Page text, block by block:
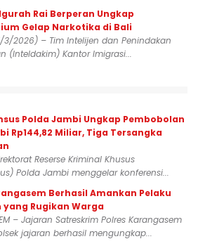
Rai Berperan Ungkap
Gelap Narkotika di Bali
3/2026) – Tim Intelijen dan Penindakan
(Inteldakim) Kantor Imigrasi...
Polda Jambi Ungkap Pembobolan
Rp144,82 Miliar, Tiga Tersangka
Reserse Kriminal Khusus
Polda Jambi menggelar konferensi...
Berhasil Amankan Pelaku
yang Rugikan Warga
– Jajaran Satreskrim Polres Karangasem
jajaran berhasil mengungkap...